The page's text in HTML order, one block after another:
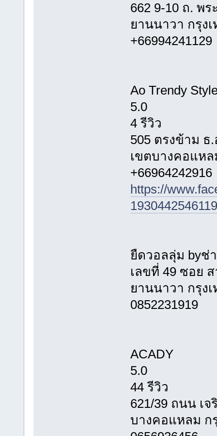
662 9-10 ถ. พ
ยานนาวา กรุง
+66994241129
Ao Trendy
5.0
4 รีวิว
505 ตรงข้าม ธ
เขตบางคอแหล
+66964242916
https://
ยืดวอลลุ่ม byช่
เลขที่ 49 ซอย
ยานนาวา กรุง
0852231919
ACADY
5.0
44 รีวิว
621/39 ถนน เ
บางคอแหลม ก